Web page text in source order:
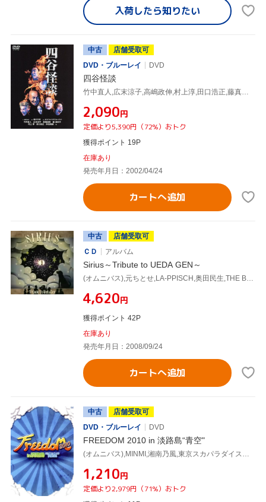
入荷したら知りたい
中古
店舗受取可
DVD・ブルーレイ
DVD
四谷怪談
竹中直人,広末涼子,高嶋政伸,村上淳,田口浩正,藤真利子,蜷川幸雄(演出),東京スカパラダイスオーケストラ
¥2,090円
定価より5,390円（72%）おトク
獲得ポイント 19P
在庫あり
発売年月日：2002/04/24
カートへ追加
中古
店舗受取可
ＣＤ
アルバム
Sirius～Tribute to UEDA GEN～
(オムニバス),元ちとせ,LA-PPISCH,奥田民生,THE BOOM,BUCK-TICK,東京スカパラダイスオーケストラ,伊藤ふみお
¥4,620円
獲得ポイント 42P
在庫あり
発売年月日：2008/09/24
カートへ追加
中古
店舗受取可
DVD・ブルーレイ
DVD
FREEDOM 2010 in 淡路島“青空"
¥1,210円
定価より2,979円（71%）おトク